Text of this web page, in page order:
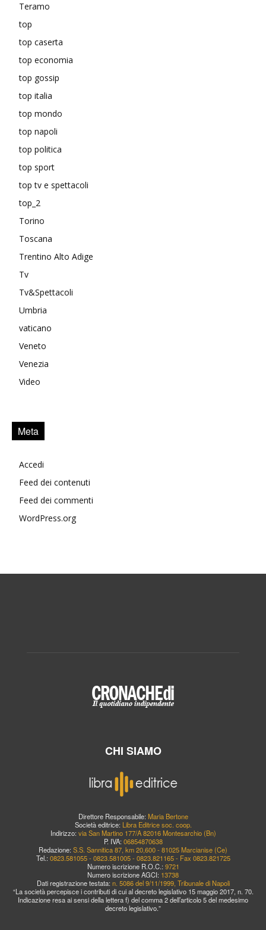
Teramo
top
top caserta
top economia
top gossip
top italia
top mondo
top napoli
top politica
top sport
top tv e spettacoli
top_2
Torino
Toscana
Trentino Alto Adige
Tv
Tv&Spettacoli
Umbria
vaticano
Veneto
Venezia
Video
Meta
Accedi
Feed dei contenuti
Feed dei commenti
WordPress.org
CHI SIAMO
Direttore Responsabile: Maria Bertone
Società editrice: Libra Editrice soc. coop.
Indirizzo: via San Martino 177/A 82016 Montesarchio (Bn)
P. IVA: 06854870638
Redazione: S.S. Sannitica 87, km 20,600 - 81025 Marcianise (Ce)
Tel.: 0823.581055 - 0823.581005 - 0823.821165 - Fax 0823.821725
Numero iscrizione R.O.C.: 9721
Numero iscrizione AGCI: 13738
Dati registrazione testata: n. 5086 del 9/11/1999, Tribunale di Napoli
“La società percepisce i contributi di cui al decreto legislativo 15 maggio 2017, n. 70.
Indicazione resa ai sensi della lettera f) del comma 2 dell’articolo 5 del medesimo
decreto legislativo.”